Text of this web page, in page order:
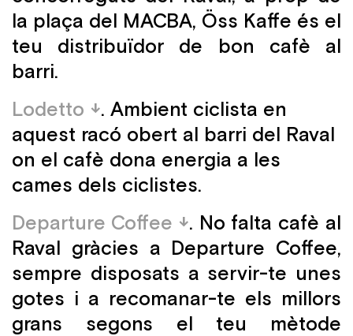
la plaça del MACBA, Öss Kaffe és el
teu distribuïdor de bon cafè al
barri.
Lodetto
. Ambient ciclista en
aquest racó obert al barri del Raval
on el cafè dona energia a les
cames dels ciclistes.
Departure Coffee
. No falta cafè al
Raval gràcies a Departure Coffee,
sempre disposats a servir-te unes
gotes i a recomanar-te els millors
grans segons el teu mètode